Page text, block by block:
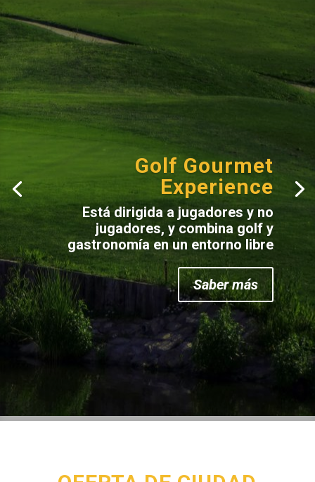
Golf Gourmet
Experience
Está dirigida a jugadores y no
jugadores, y combina golf y
gastronomía en un entorno libre
Saber más